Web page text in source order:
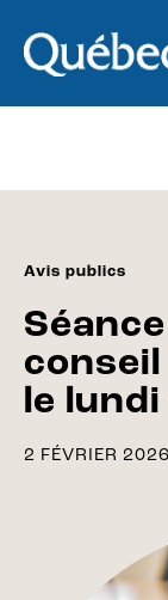
Avis publics
le
2 FÉVRIER 2026